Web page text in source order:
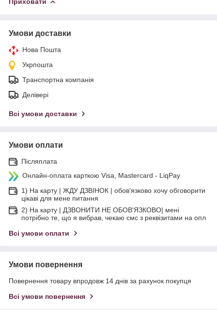
Умови доставки
Нова Пошта
Укрпошта
Транспортна компанія
Делівері
Всі умови доставки
Умови оплати
Післяплата
Онлайн-оплата карткою Visa, Mastercard - LiqPay
1) На карту | ЖДУ ДЗВІНОК | обов'язково хочу обговорити
цікаві для мене питання
2) На карту | ДЗВОНИТИ НЕ ОБОВ'ЯЗКОВО| мені
потрібно те, що я вибрав, чекаю смс з реквізитами на опл
Всі умови оплати
Умови повернення
Повернення товару впродовж 14 днів за рахунок покупця
Всі умови повернення